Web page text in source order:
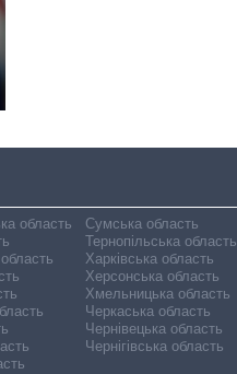
область
Сумська область
Тернопільська область
Харківська область
Херсонська область
Хмельницька область
Черкаська область
Чернівецька область
Чернігівська область